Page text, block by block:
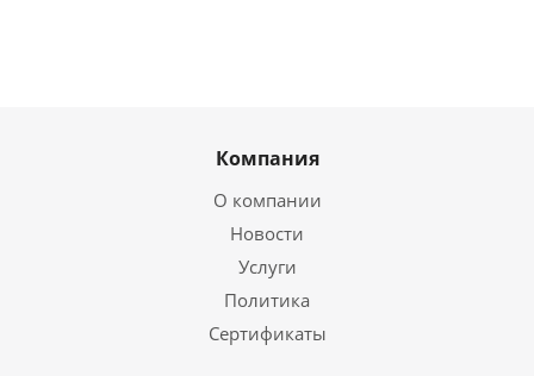
Компания
О компании
Новости
Услуги
Политика
Сертификаты